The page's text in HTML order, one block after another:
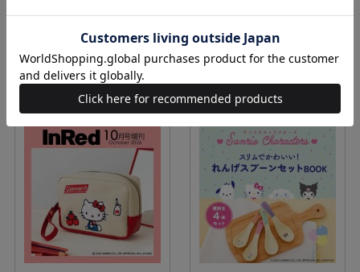
1690円（税込）
購入
1690円（税込）
購入